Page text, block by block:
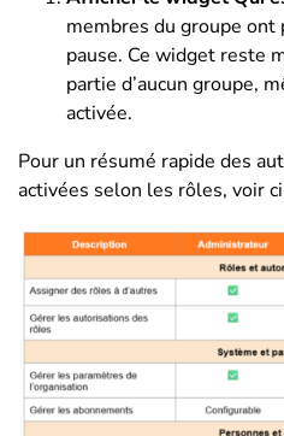
membres du groupe
pause. Ce widget reste
partie d’aucun groupe,
activée.
Pour un résumé rapide des
activées selon les rôles, voir